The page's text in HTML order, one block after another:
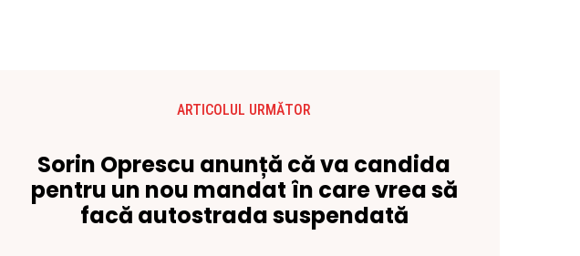
ARTICOLUL URMĂTOR
Sorin Oprescu anunță că va candida
pentru un nou mandat în care vrea să
facă autostrada suspendată